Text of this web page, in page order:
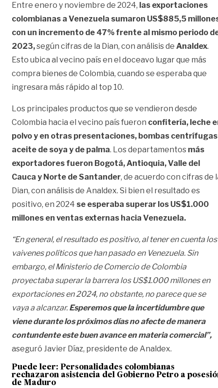
Entre enero y noviembre de 2024, las exportaciones
colombianas a Venezuela sumaron US$885,5
con un incremento de 47% frente al mismo periodo
2023,según cifras de la Dian, con análisis de Analdex.
Esto ubica al vecino país en el doceavo lugar que más
compra bienes de Colombia, cuando se esperaba que
ingresara más rápido al top 10.
Los principales productos que se vendieron desde
Colombia hacia el vecino país fueron confitería, leche
polvo y en otras presentaciones, bombas
aceite de soya y de palma. Los departamentos más
exportadores fueron Bogotá, Antioquia, Valle del
Cauca y Norte de Santander, de acuerdo con cifras de
Dian, con análisis de Analdex. Si bien el resultado es
positivo, en 2024 se esperaba superar los US$1.000
millones en ventas externas hacia Venezuela.
“En general, el resultado es positivo, al tener en cuenta los
vaivenes políticos que han pasado en Venezuela. Sin
embargo, el Ministerio de Comercio de Colombia
proyectaba superar la barrera los US$1.000 millones en
exportaciones en 2024, no obstante, no parece que se
vaya a alcanzar. Esperemos que la incertidumbre que
viene durante los próximos días no afecte de manera
contundente este buen avance en materia comercial”,
aseguró Javier Díaz, presidente de Analdex.
Puede leer: Personalidades colombianas
rechazaron asistencia del Gobierno Petro a
de Maduro